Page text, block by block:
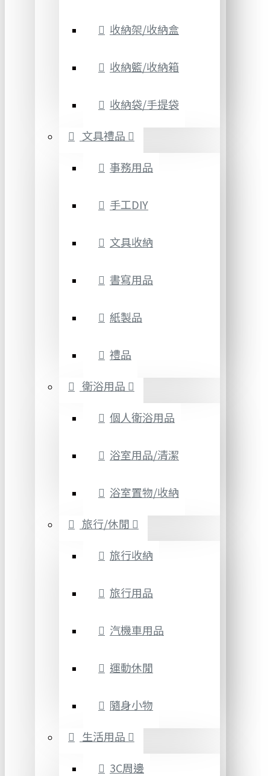
收納架/收納盒
收納籃/收納箱
收納袋/手提袋
文具禮品
事務用品
手工DIY
文具收納
書寫用品
紙製品
禮品
衛浴用品
個人衛浴用品
浴室用品/清潔
浴室置物/收納
旅行/休閒
旅行收納
旅行用品
汽機車用品
運動休閒
隨身小物
生活用品
3C周邊